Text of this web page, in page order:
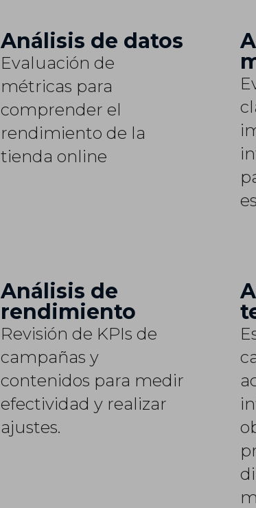
Análisis de datos
Evaluación de
métricas para
comprender el
rendimiento de la
tienda online
Análisis de
rendimiento
Revisión de KPIs de
campañas y
contenidos para medir
efectividad y realizar
ajustes.